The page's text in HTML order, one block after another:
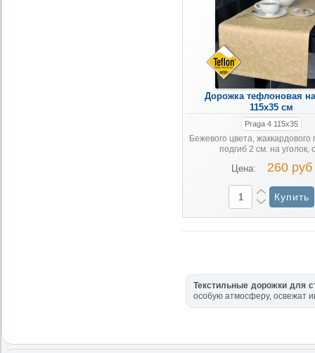
Дорожка тефлоновая
115х35 см
Praga 4 115х35
Бежевого цвета, жаккардового
подгиб 2 см. на уголок,
Цена: 260 руб
Текстильные дорожки для
особую атмосферу, освежат